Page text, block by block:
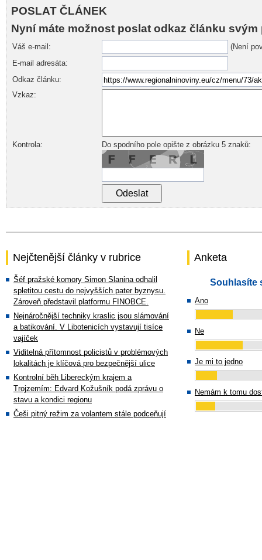
POSLAT ČLÁNEK
Nyní máte možnost poslat odkaz článku svým
Váš e-mail:
(Není
E-mail adresáta:
Odkaz článku:
Vzkaz:
Kontrola: Do spodního pole opište z obrázku 5 znaků:
Nejčtenější články v rubrice
Šéf pražské komory Simon Slanina odhalil
spletitou cestu do nejvyšších pater byznysu.
Zároveň představil platformu FINOBCE.
Nejnáročnější techniky kraslic jsou slámování
a batikování. V Libotenicích vystavují tisíce
vajíček
Viditelná přítomnost policistů v problémových
lokalitách je klíčová pro bezpečnější ulice
Kontrolní běh Libereckým krajem a
Trojzemím: Edvard Kožušník podá zprávu o
stavu a kondici regionu
Češi pitný režim za volantem stále podceňují
Anketa
Souhlasíte
Ano
Ne
Je mi to jedno
Nemám k tomu